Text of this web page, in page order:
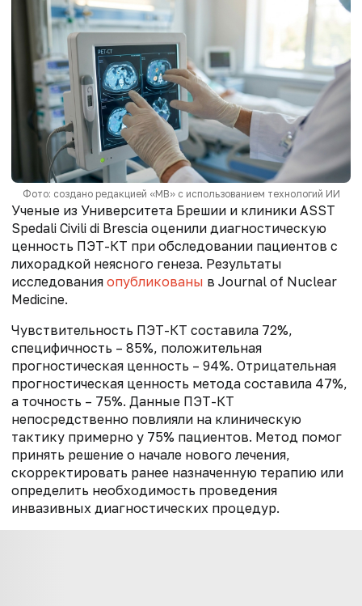
Фото: создано редакцией «МВ» с использованием технологий ИИ
Ученые из Университета Брешии и клиники ASST
Spedali Civili di Brescia оценили диагностическую
ценность ПЭТ-КТ при обследовании пациентов с
лихорадкой неясного генеза. Результаты
исследования опубликованы в Journal of Nuclear
Medicine.
Чувствительность ПЭТ-КТ составила 72%,
специфичность – 85%, положительная
прогностическая ценность – 94%. Отрицательная
прогностическая ценность метода составила 47%,
а точность – 75%. Данные ПЭТ-КТ
непосредственно повлияли на клиническую
тактику примерно у 75% пациентов. Метод помог
принять решение о начале нового лечения,
скорректировать ранее назначенную терапию или
определить необходимость проведения
инвазивных диагностических процедур.